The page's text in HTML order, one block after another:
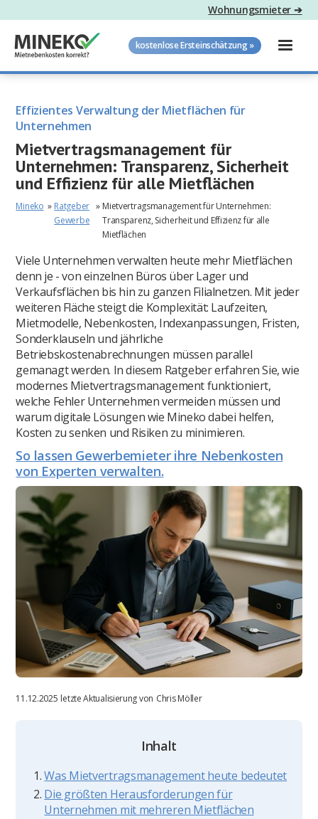
Wohnungsmieter ➔
kostenlose Ersteinschätzung »
Effizientes Verwaltung der Mietflächen für
Unternehmen
Mietvertragsmanagement für
Unternehmen: Transparenz, Sicherheit
und Effizienz für alle Mietflächen
Mineko » Ratgeber
Gewerbe
» Mietvertragsmanagement für Unternehmen:
Transparenz, Sicherheit und Effizienz für alle
Mietflächen
Viele Unternehmen verwalten heute mehr Mietflächen
denn je - von einzelnen Büros über Lager und
Verkaufsflächen bis hin zu ganzen Filialnetzen. Mit jeder
weiteren Fläche steigt die Komplexität: Laufzeiten,
Mietmodelle, Nebenkosten, Indexanpassungen, Fristen,
Sonderklauseln und jährliche
Betriebskostenabrechnungen müssen parallel
gemanagt werden. In diesem Ratgeber erfahren Sie, wie
modernes Mietvertragsmanagement funktioniert,
welche Fehler Unternehmen vermeiden müssen und
warum digitale Lösungen wie Mineko dabei helfen,
Kosten zu senken und Risiken zu minimieren.
So lassen Gewerbemieter ihre Nebenkosten
von Experten verwalten.
11.12.2025 letzte Aktualisierung von Chris Möller
Inhalt
Was Mietvertragsmanagement heute bedeutet
Die größten Herausforderungen für
Unternehmen mit mehreren Mietflächen